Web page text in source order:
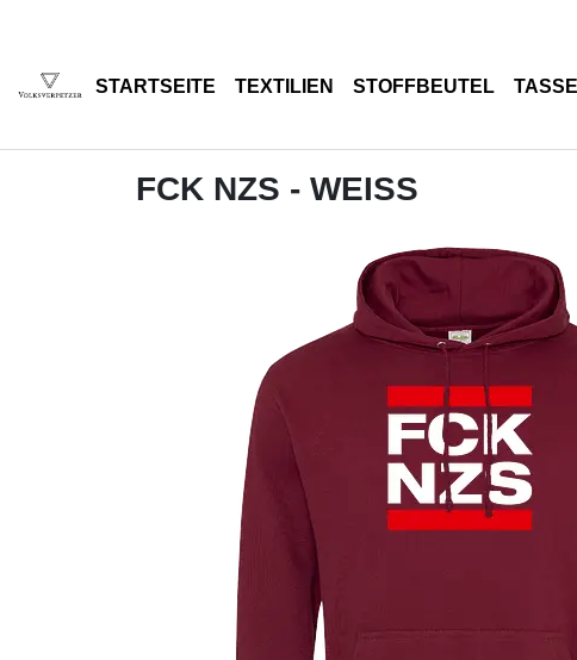
STARTSEITE TEXTILIEN STOFFBEUTEL
FCK NZS - WEISS